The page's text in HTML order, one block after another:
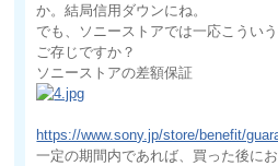
か。結局信用ダウンにね。
でも、ソニーストアでは一応こうい
ご存じですか？
ソニーストアの差額保証
https://www.sony.jp/store/benefit/
一定の期間内であれば、買った後に